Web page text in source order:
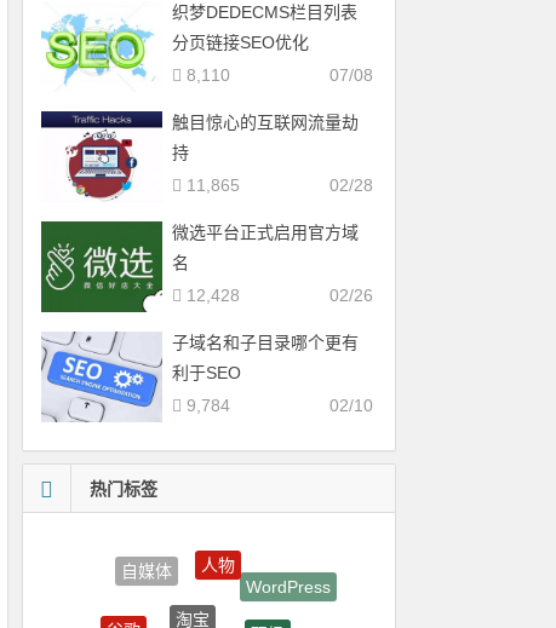
织梦DEDECMS栏目列表
分页链接SEO优化
07/08
8,110
触目惊心的互联网流量劫
持
02/28
11,865
微选平台正式启用官方域
名
02/26
12,428
子域名和子目录哪个更有
利于SEO
02/10
9,784
热门标签
人物
淘宝
职场